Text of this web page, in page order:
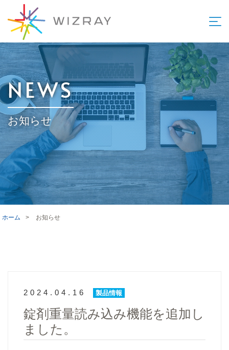
NEWS
お知らせ
ホーム > お知らせ
2024.04.16 製品情報
錠剤重量読み込み機能を追加し
ました。